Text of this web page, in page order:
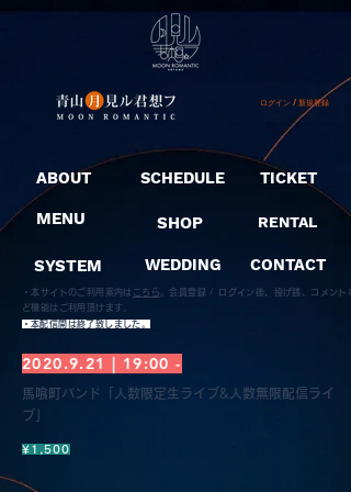
ログイン / 新規登録
ABOUT
MENU
SYSTEM
SCHEDULE
SHOP
WEDDING
TICKET
RENTAL
CONTACT
・本サイトのご利用案内は こちら
会員登録 / ログイン後、投げ銭、コメント
ど機能はご利用頂けます。
​・本配信開は終了致しました。
2020.9.21 | 19:00 -
馬喰町バンド「人数限定生ライブ&人数無限配信ライ
ブ」
¥1,500